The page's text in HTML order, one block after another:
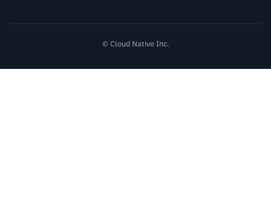
© Cloud Native Inc.